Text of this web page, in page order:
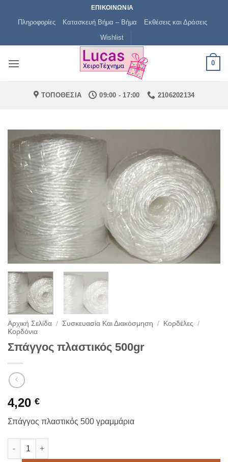
ΕΠΙΚΟΙΝΩΝΙΑ
Πληροφορίες Κατασκευή Βήμα – Βήμα
Εκθέσεις και Δράσεις
Wishlist
0
ΤΟΠΟΘΕΣΙΑ 09:00 - 17:00 2106202134
Αρχική Σελίδα / Συσκευασία Και Διακόσμηση / Κορδέλες
/
Κορδόνια
Σπάγγος πλαστικός 500gr
4,20 €
Σπάγγος πλαστικός 500 γραμμάρια
Σπάγγος πλαστικός 500gr ποσότητα